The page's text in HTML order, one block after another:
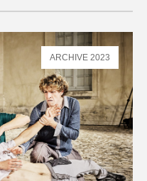
ARCHIVE 2023